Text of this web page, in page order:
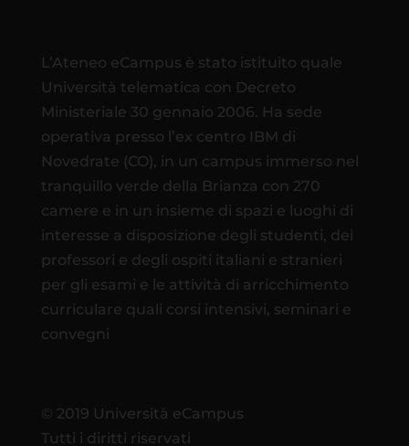
L’Ateneo eCampus è stato istituito quale
Università telematica con Decreto
Ministeriale 30 gennaio 2006. Ha sede
operativa presso l’ex centro IBM di
Novedrate (CO), in un campus immerso nel
tranquillo verde della Brianza con 270
camere e in un insieme di spazi e luoghi di
interesse a disposizione degli studenti, dei
professori e degli ospiti italiani e stranieri
per gli esami e le attività di arricchimento
curriculare quali corsi intensivi, seminari e
convegni
© 2019 Università eCampus
Tutti i diritti riservati